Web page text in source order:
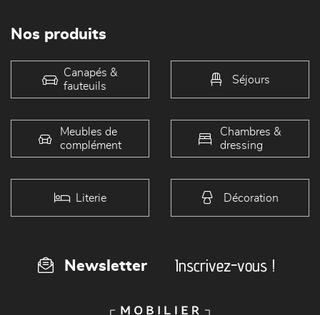
Nos produits
Canapés &
fauteuils
Séjours
Meubles de
complément
Chambres &
dressing
Literie Décoration
Newsletter Inscrivez-vous !